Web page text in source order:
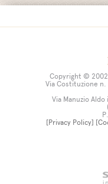
Copyright ©
Via Costituzione
Via Manuzio
[Privacy Policy]